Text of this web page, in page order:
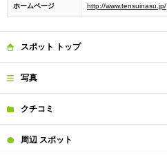
ホームページ http://www.tensuinasu.jp/
スポット トップ
写真
クチコミ
周辺 スポット